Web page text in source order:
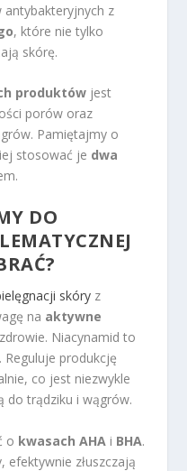
z
, które nie tylko
skórę.
produktów jest
porów oraz
Pamiętajmy o
stosować je dwa
DO
skóry z
na aktywne
Niacynamid to
Reguluje produkcję
co jest niezwykle
do trądziku i wągrów.
o kwasach AHA i BHA.
efektywnie złuszczają